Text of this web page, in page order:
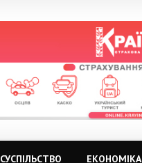
СУСПІЛЬСТВО ЕКОНОМІКА